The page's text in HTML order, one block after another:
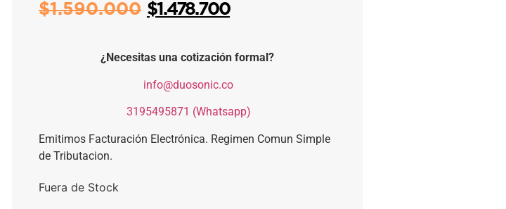
$1.590.000 $1.478.700
¿Necesitas una cotización formal?
info@duosonic.co
3195495871 (Whatsapp)
Emitimos Facturación Electrónica. Regimen Comun Simple
de Tributacion.
Fuera de Stock